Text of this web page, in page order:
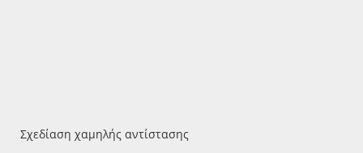
Σχεδίαση χαμηλής αντίστασης